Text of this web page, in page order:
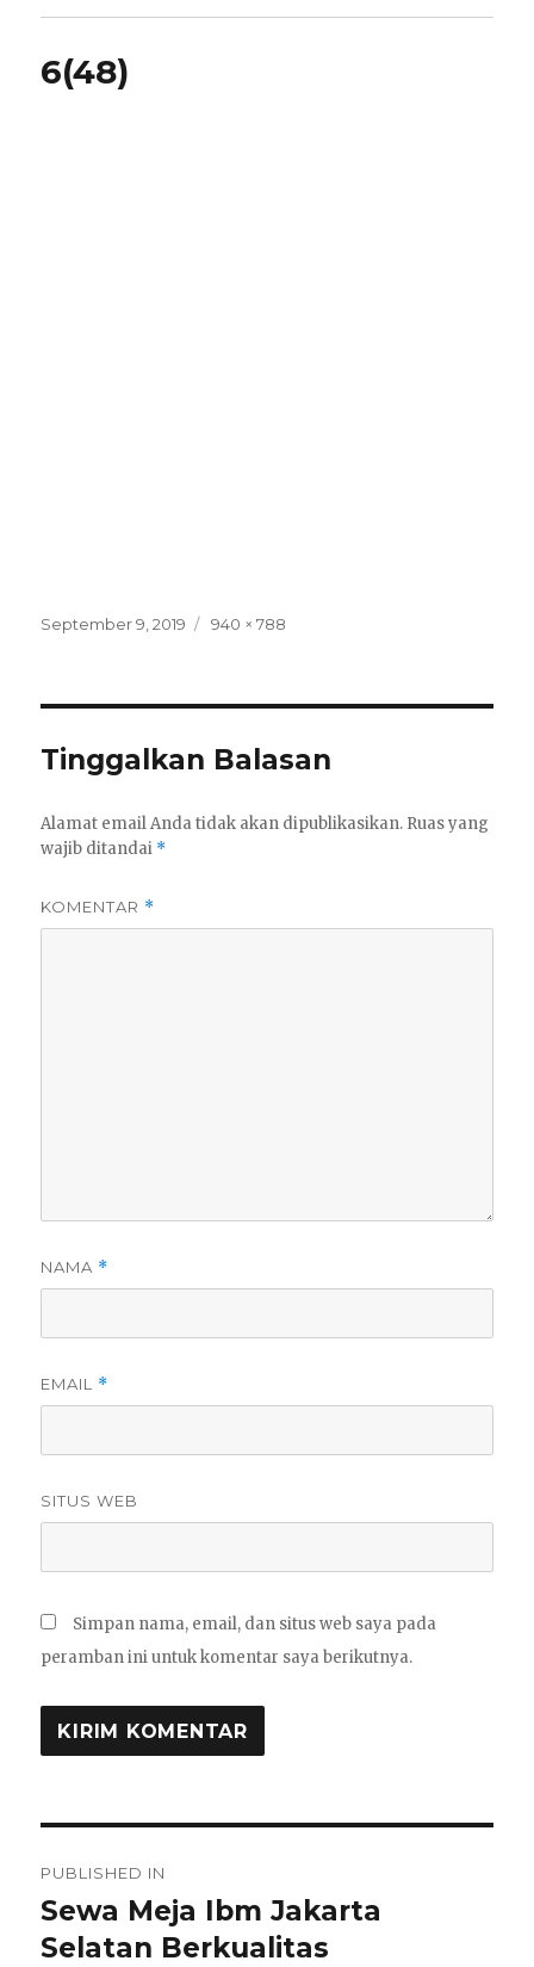
6(48)
Posted
September 9, 2019
Full
940 × 788
Tinggalkan Balasan
Alamat email Anda tidak akan dipublikasikan. Ruas yang
wajib ditandai *
KOMENTAR *
NAMA *
EMAIL *
SITUS WEB
Simpan nama, email, dan situs web saya pada
peramban ini untuk komentar saya berikutnya.
pos
PUBLISHED IN
Sewa Meja Ibm Jakarta
Selatan Berkualitas